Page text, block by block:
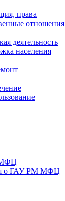
права
отношения
деятельность
населения
МФЦ
о ГАУ РМ МФЦ